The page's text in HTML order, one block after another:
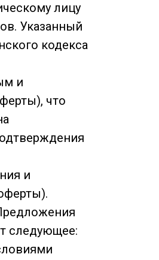
лицу
Указанный
кодекса
и
что
и
следующее: